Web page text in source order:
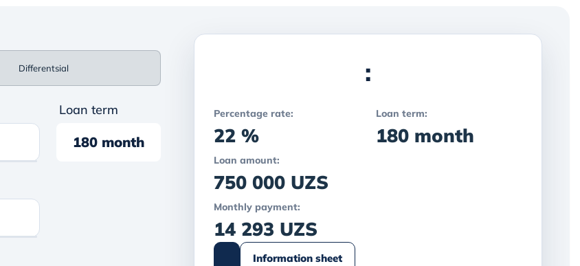
Differentsial
Loan term
180 month
:
Percentage rate:
22 %
Loan term:
180 month
Loan amount:
750 000 UZS
Monthly payment:
14 293 UZS
Information sheet